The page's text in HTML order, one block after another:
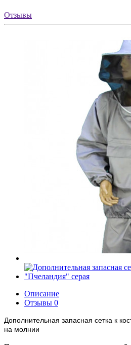
Отзывы
Описание
Отзывы 0
Дополнительная запасная сетка к
на молнии